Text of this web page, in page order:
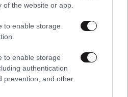
of the website or app.
to enable storage
to enable storage
authentication
prevention, and other
τα συμπεράσματα»…
ΑΠΟ ΤΟΝ ΚΟΣΜΟ